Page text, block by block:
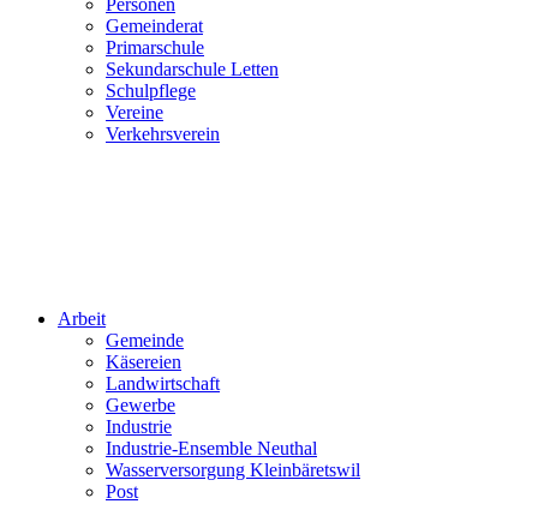
Personen
Gemeinderat
Primarschule
Sekundarschule Letten
Schulpflege
Vereine
Verkehrsverein
Arbeit
Gemeinde
Käsereien
Landwirtschaft
Gewerbe
Industrie
Industrie-Ensemble Neuthal
Wasserversorgung Kleinbäretswil
Post